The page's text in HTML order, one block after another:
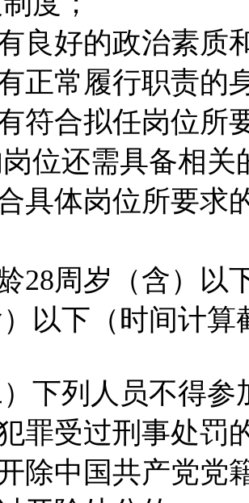
良好的政治素质
正常履行职责的
符合拟任岗位所
位还需具备相关
具体岗位所要求
28周岁（含）以
）以下（时间计
）下列人员不得参
罪受过刑事处罚
除中国共产党党